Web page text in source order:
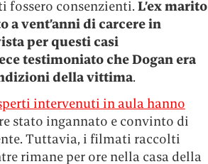
fossero consenzienti. L’ex marito
a vent’anni di carcere in
per questi casi
testimoniato che Dogan era
della vittima.
intervenuti in aula hanno
stato ingannato e convinto di
Tuttavia, i filmati raccolti
rimane per ore nella casa della